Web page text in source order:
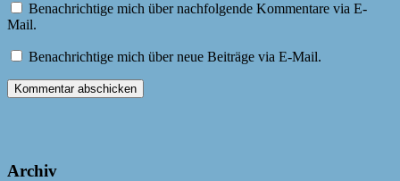
Benachrichtige mich über nachfolgende Kommentare via E-
Mail.
Benachrichtige mich über neue Beiträge via E-Mail.
Archiv